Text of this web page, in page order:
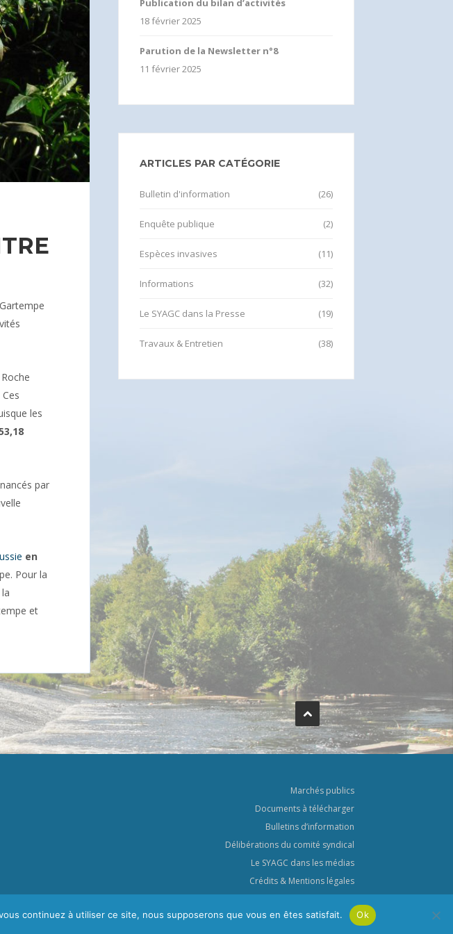
les
par
en
Pour la
et
Publication du bilan d’activités
18 février 2025
Parution de la Newsletter n°8
11 février 2025
ARTICLES PAR CATÉGORIE
Bulletin d'information (26)
Enquête publique (2)
Espèces invasives (11)
Informations (32)
Le SYAGC dans la Presse (19)
Travaux & Entretien (38)
Marchés publics
Documents à télécharger
Bulletins d’information
Délibérations du comité syndical
Le SYAGC dans les médias
Crédits & Mentions légales
continuez à utiliser ce site, nous supposerons que vous en êtes satisfait. Ok